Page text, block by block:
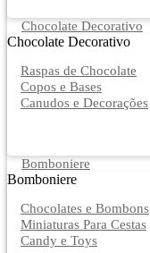
Chocolate Decorativo
Chocolate Decorativo
Raspas de Chocolate
Copos e Bases
Canudos e Decorações
Bomboniere
Bomboniere
Chocolates e Bombons
Miniaturas Para Cestas
Candy e Toys